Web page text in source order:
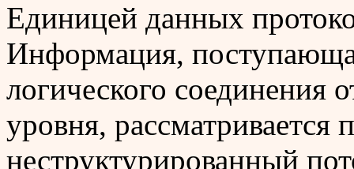
Единицей данных
Информация,
логического соединения
уровня, рассматривается
неструктурированный